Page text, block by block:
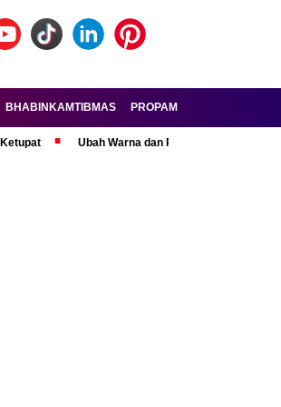
BHABINKAMTIBMAS PROPAM
Ubah Warna dan Pasang Pelat Palsu, Pelaku